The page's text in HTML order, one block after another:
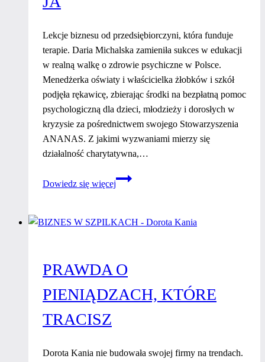
Lekcje biznesu od przedsiębiorczyni, która funduje
terapie. Daria Michalska zamieniła sukces w edukacji
w realną walkę o zdrowie psychiczne w Polsce.
Menedżerka oświaty i właścicielka żłobków i szkół
podjęła rękawicę, zbierając środki na bezpłatną pomoc
psychologiczną dla dzieci, młodzieży i dorosłych w
kryzysie za pośrednictwem swojego Stowarzyszenia
ANANAS. Z jakimi wyzwaniami mierzy się
działalność charytatywna,…
Dowiedz się więcej
Nikt
tego
zrobiłam
ja
PRAWDA O
PIENIĄDZACH, KTÓRE
TRACISZ
Dorota Kania nie budowała swojej firmy na trendach.